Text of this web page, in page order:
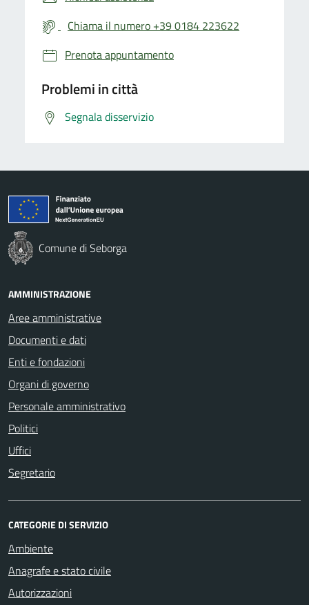
Chiama il numero +39 0184 223622
Prenota appuntamento
Problemi in città
Segnala disservizio
Comune di Seborga
AMMINISTRAZIONE
Aree amministrative
Documenti e dati
Enti e fondazioni
Organi di governo
Personale amministrativo
Politici
Uffici
Segretario
CATEGORIE DI SERVIZIO
Ambiente
Anagrafe e stato civile
Autorizzazioni